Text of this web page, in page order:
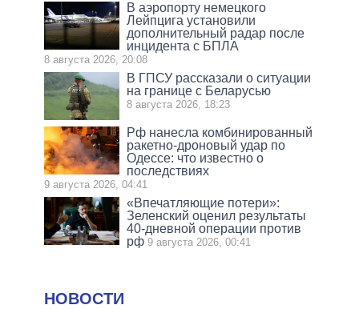
В аэропорту немецкого
Лейпцига установили
дополнительный радар после
инцидента с БПЛА
8 августа 2026, 20:08
В ГПСУ рассказали о ситуации
на границе с Беларусью
8 августа 2026, 18:23
Рф нанесла комбинированный
ракетно-дроновый удар по
Одессе: что известно о
последствиях
9 августа 2026, 04:41
«Впечатляющие потери»:
Зеленский оценил результаты
40-дневной операции против
рф 9 августа 2026, 00:41
НОВОСТИ